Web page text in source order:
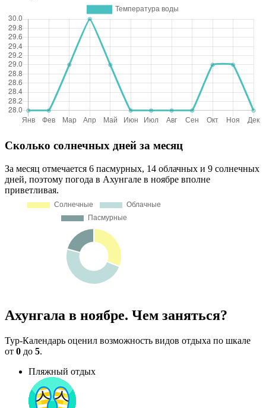
Сколько солнечных дней за месяц
За месяц отмечается 6 пасмурных, 14 облачных и 9 солнечных
дней, поэтому погода в Ахунгале в ноябре вполне
приветливая.
Ахунгала в ноябре. Чем заняться?
Тур-Календарь оценил возможность видов отдыха по шкале
от 0 до 5.
Пляжный отдых